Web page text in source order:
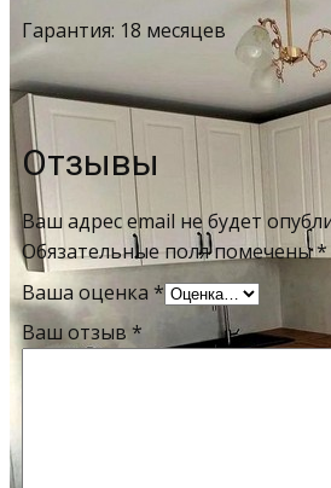
Гарантия: 18 месяцев
Отзывы
Ваш адрес email не будет
Обязательные поля помечены*
Ваша оценка *
Ваш отзыв *